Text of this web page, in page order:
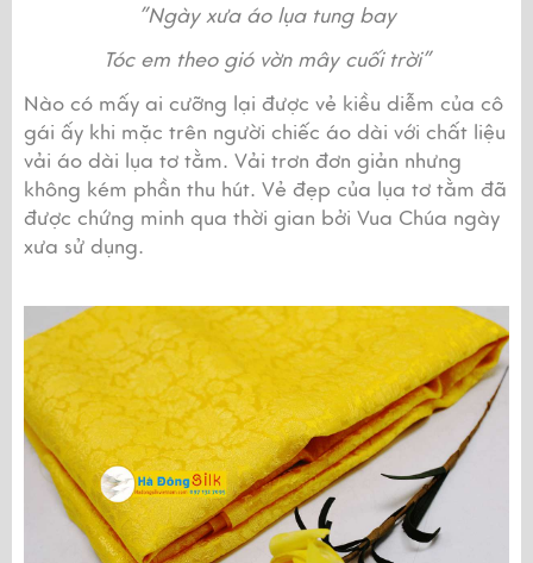
”Ngày xưa áo lụa tung bay
Tóc em theo gió vờn mây cuối trời”
Nào có mấy ai cưỡng lại được vẻ kiều diễm của cô
gái ấy khi mặc trên người chiếc áo dài với chất liệu
vải áo dài lụa tơ tằm. Vải trơn đơn giản nhưng
không kém phần thu hút. Vẻ đẹp của lụa tơ tằm đã
được chứng minh qua thời gian bởi Vua Chúa ngày
xưa sử dụng.